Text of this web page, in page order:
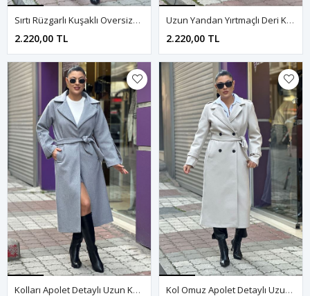
Sırtı Rüzgarlı Kuşaklı Oversize Kısa Kaşe Kaban-Siyah
2.220,00 TL
Uzun Yandan Yırtmaçlı Deri Kemerli Kaşe Kaban-Siyah
2.220,00 TL
Kolları Apolet Detaylı Uzun Kaşe Kaban-Gri Kol Omuz Apolet Detaylı Uzun Kaşe Kaban-Krem